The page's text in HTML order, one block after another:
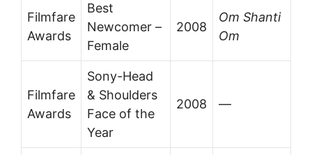
Filmfare
Awards
Best
Newcomer –
Female
2008
Om Shanti
Om
Filmfare
Awards
Sony-Head
& Shoulders
Face of the
Year
2008 —